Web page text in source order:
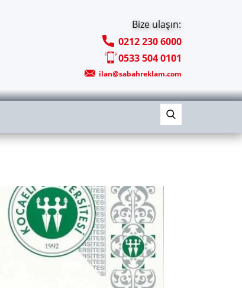
Bize ulaşın:
0212 230 6000
0533 504 0101
ilan@sabahreklam.com